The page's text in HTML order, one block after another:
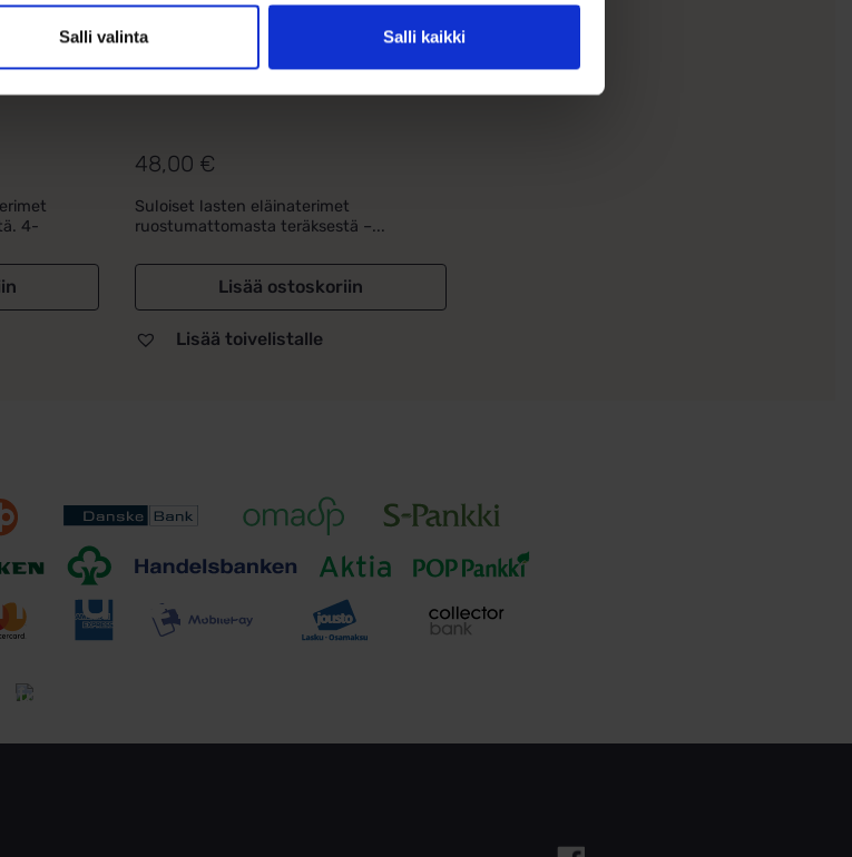
Salli valinta Salli kaikki
4-
Lasten eläinaiheiset
48,00 €
Suloiset lasten eläinaterimet
ruostumattomasta teräksestä –...
Lisää ostoskoriin
Lisää toivelistalle
Tutustu toimitusehtoihin